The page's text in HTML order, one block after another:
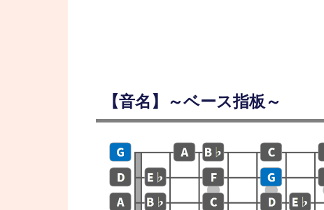
【音名】～ベース指板～